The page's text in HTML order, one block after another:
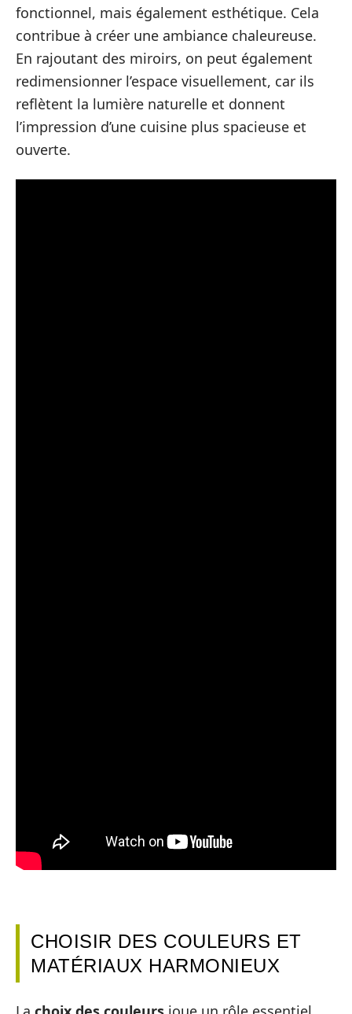
fonctionnel, mais également esthétique. Cela
contribue à créer une ambiance chaleureuse.
En rajoutant des miroirs, on peut également
redimensionner l’espace visuellement, car ils
reflètent la lumière naturelle et donnent
l’impression d’une cuisine plus spacieuse et
ouverte.
CHOISIR DES COULEURS ET
MATÉRIAUX HARMONIEUX